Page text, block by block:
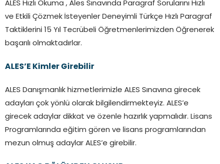
ALES Hızlı Okuma , Ales Sınavında Paragraf Sorularını Hızlı
ve Etkili Çözmek İsteyenler Deneyimli Türkçe Hızlı Paragraf
Taktiklerini 15 Yıl Tecrübeli Öğretmenlerimizden Öğrenerek
başarılı olmaktadırlar.
ALES’E Kimler Girebilir
ALES Danışmanlık hizmetlerimizle ALES Sınavına girecek
adayları çok yönlü olarak bilgilendirmekteyiz. ALES’e
girecek adaylar dikkat ve özenle hazırlık yapmalıdır. Lisans
Programlarında eğitim gören ve lisans programlarından
mezun olmuş adaylar ALES’e girebilir.